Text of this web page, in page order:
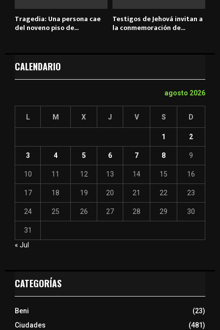
Tragedia: Una persona cae
del noveno piso de...
Testigos de Jehová invitan a
la conmemoración de...
CALENDARIO
agosto 2026
L M X J V S D
1 2
3 4 5 6 7 8 9
10 11 12 13 14 15 16
17 18 19 20 21 22 23
24 25 26 27 28 29 30
31
« Jul
CATEGORÍAS
Beni
(23)
Ciudades
(481)